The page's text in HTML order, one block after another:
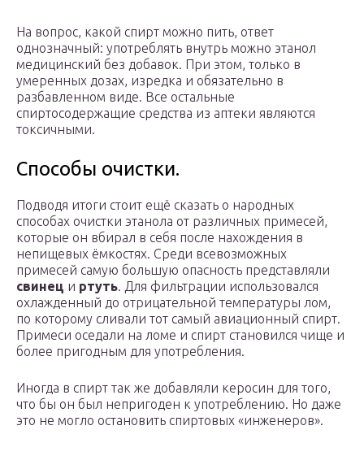
На вопрос, какой спирт можно пить, ответ
однозначный: употреблять внутрь можно этанол
медицинский без добавок. При этом, только в
умеренных дозах, изредка и обязательно в
разбавленном виде. Все остальные
спиртосодержащие средства из аптеки являются
токсичными.
Способы очистки.
Подводя итоги стоит ещё сказать о народных
способах очистки этанола от различных примесей,
которые он вбирал в себя после нахождения в
непищевых ёмкостях. Среди всевозможных
примесей самую большую опасность представляли
свинец и ртуть. Для фильтрации использовался
охлажденный до отрицательной температуры лом,
по которому сливали тот самый авиационный спирт.
Примеси оседали на ломе и спирт становился чище и
более пригодным для употребления.
Иногда в спирт так же добавляли керосин для того,
что бы он был непригоден к употреблению. Но даже
это не могло остановить спиртовых «инженеров».